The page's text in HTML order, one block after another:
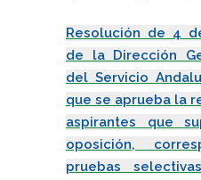
Resolución de 4
de la Dirección
del Servicio
que se aprueba la
aspirantes que
oposición,
pruebas